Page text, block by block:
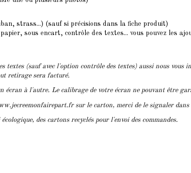
strass...) (sauf si précisions dans la fiche produit)
sous encart, contrôle des textes... vous pouvez les
textes (sauf avec l'option contrôle des textes) aussi nous vous
retirage sera facturé.
écran à l'autre. Le calibrage de votre écran ne pouvant être
sur le carton, merci de le signaler
des cartons recyclés pour l'envoi des commandes.